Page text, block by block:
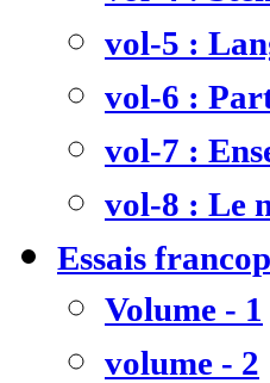
vol-5 :
vol-6 :
vol-7 :
vol-8 : Le
Essais
Volume - 1
volume - 2